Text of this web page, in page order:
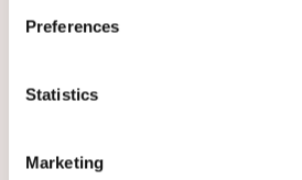
Preferences
Statistics
Marketing
Tunika Emma Extra Lagom
Vit
579 kr